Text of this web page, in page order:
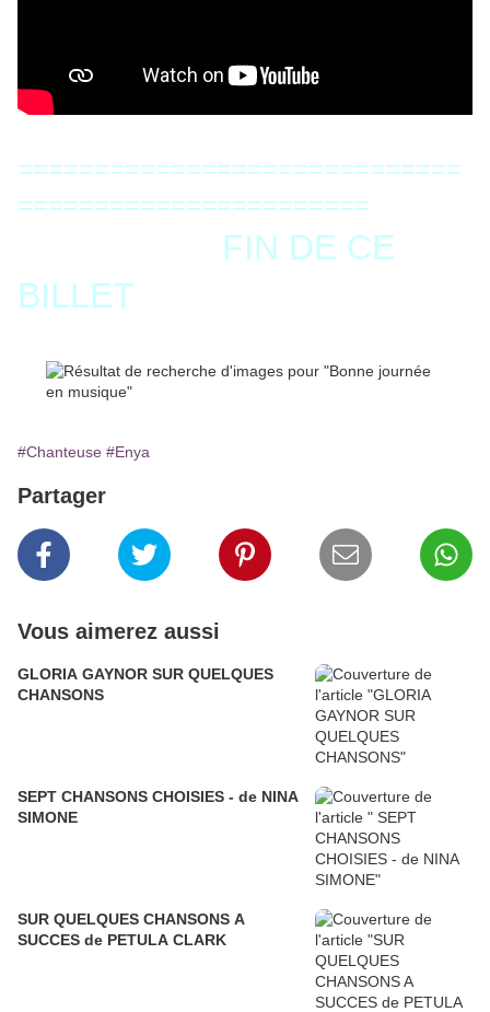
=============================
=======================
FIN DE CE
BILLET
#Chanteuse #Enya
Partager
Vous aimerez aussi
GLORIA GAYNOR SUR QUELQUES
CHANSONS
SEPT CHANSONS CHOISIES - de NINA
SIMONE
SUR QUELQUES CHANSONS A
SUCCES de PETULA CLARK